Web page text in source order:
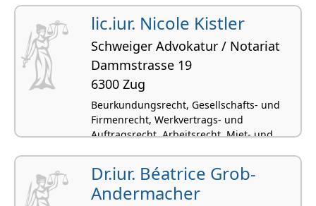
lic.iur. Nicole Kistler
Schweiger Advokatur / Notariat
Dammstrasse 19
6300 Zug
Beurkundungsrecht, Gesellschafts- und
Firmenrecht, Werkvertrags- und
Auftragsrecht, Arbeitsrecht, Miet- und
Dr.iur. Béatrice Grob-
Andermacher